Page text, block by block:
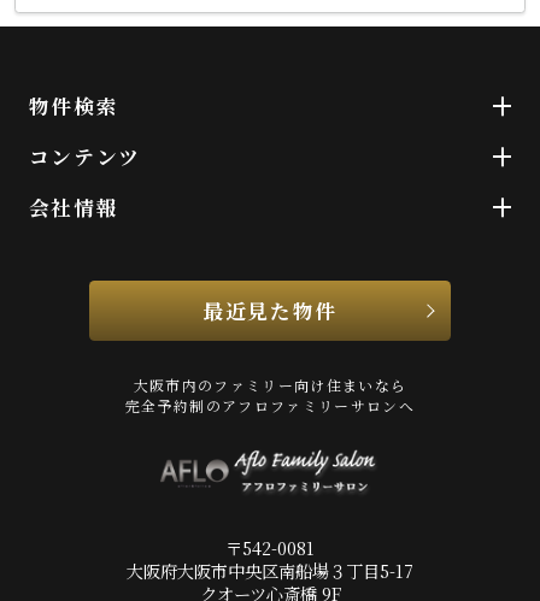
物件検索
コンテンツ
会社情報
最近見た物件
大阪市内のファミリー向け住まいなら
完全予約制のアフロファミリーサロンへ
〒542-0081
大阪府大阪市中央区南船場３丁目5-17
クオーツ心斎橋 9F